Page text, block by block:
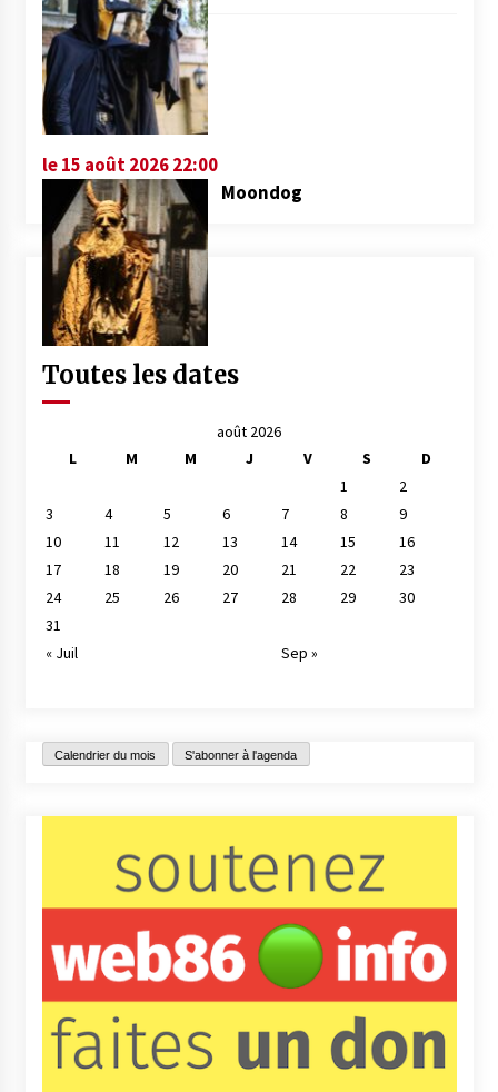
le 15 août 2026 22:00
Moondog
Toutes les dates
août 2026
L
M M J V S
D
1
2
3
4 5 6 7 8
9
10
11 12 13 14 15
16
17
18 19 20 21 22
23
24
25 26 27 28 29
30
31
« Juil
Sep »
Calendrier du mois S'abonner à l'agenda